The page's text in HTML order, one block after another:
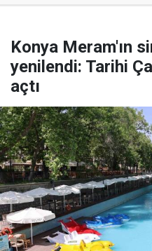
Konya Meram'ın
yenilendi: Tarihi
açtı